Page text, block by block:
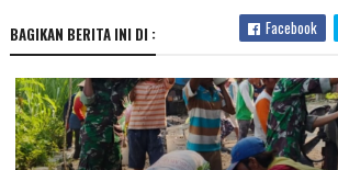
BAGIKAN BERITA INI DI : Facebook